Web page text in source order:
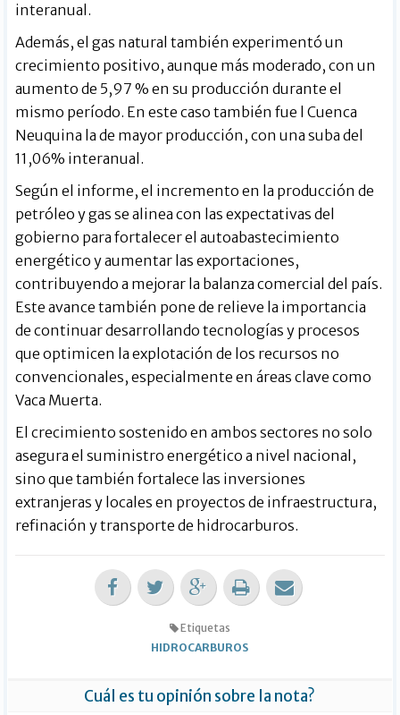
interanual.
Además, el gas natural también experimentó un
crecimiento positivo, aunque más moderado, con un
aumento de 5,97 % en su producción durante el
mismo período. En este caso también fue l Cuenca
Neuquina la de mayor producción, con una suba del
11,06% interanual.
Según el informe, el incremento en la producción de
petróleo y gas se alinea con las expectativas del
gobierno para fortalecer el autoabastecimiento
energético y aumentar las exportaciones,
contribuyendo a mejorar la balanza comercial del país.
Este avance también pone de relieve la importancia
de continuar desarrollando tecnologías y procesos
que optimicen la explotación de los recursos no
convencionales, especialmente en áreas clave como
Vaca Muerta.
El crecimiento sostenido en ambos sectores no solo
asegura el suministro energético a nivel nacional,
sino que también fortalece las inversiones
extranjeras y locales en proyectos de infraestructura,
refinación y transporte de hidrocarburos.
Etiquetas
HIDROCARBUROS
Cuál es tu opinión sobre la nota?